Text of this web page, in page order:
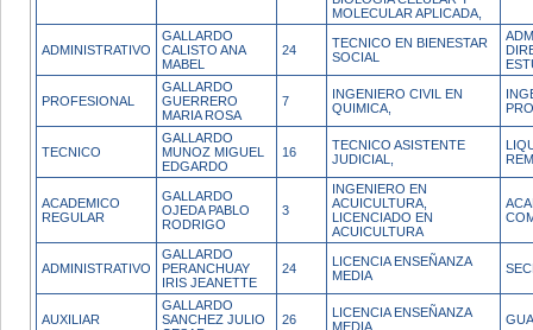
MOLECULAR APLICADA,
ADMINISTRATIVO
GALLARDO
CALISTO ANA
MABEL
24
TECNICO EN BIENESTAR
SOCIAL
PROFESIONAL
GALLARDO
GUERRERO
MARIA ROSA
7
INGENIERO CIVIL EN
QUIMICA,
TECNICO
GALLARDO
MUNOZ MIGUEL
EDGARDO
16
TECNICO ASISTENTE
JUDICIAL,
ACADEMICO
REGULAR
GALLARDO
OJEDA PABLO
RODRIGO
3
INGENIERO EN
ACUICULTURA,
LICENCIADO EN
ACUICULTURA
ADMINISTRATIVO
GALLARDO
PERANCHUAY
IRIS JEANETTE
24
LICENCIA ENSEÑANZA
MEDIA
AUXILIAR
GALLARDO
SANCHEZ JULIO
26
LICENCIA ENSEÑANZA
MEDIA